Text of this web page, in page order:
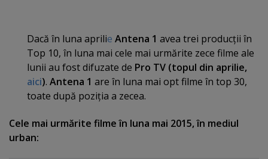
Dacă în luna aprilie Antena 1 avea trei producţii în
Top 10, în luna mai cele mai urmărite zece filme ale
lunii au fost difuzate de Pro TV (topul din aprilie,
aici). Antena 1 are în luna mai opt filme în top 30,
toate după poziţia a zecea.
Cele mai urmărite filme în luna mai 2015, în mediul
urban: